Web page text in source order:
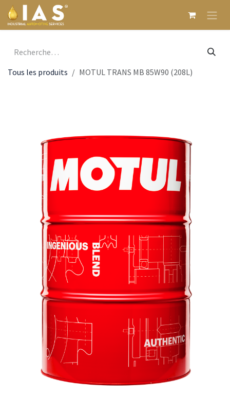
Se rendre au contenu
Tous les produits MOTUL TRANS MB 85W90 (208L)